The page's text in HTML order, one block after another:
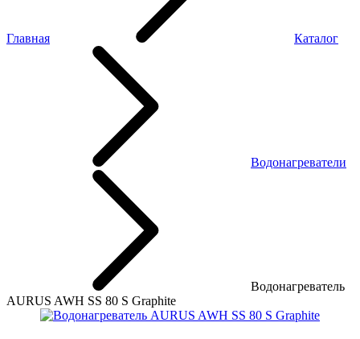
Главная Каталог
Водонагреватели
Водонагреватель
AURUS AWH SS 80 S Graphite